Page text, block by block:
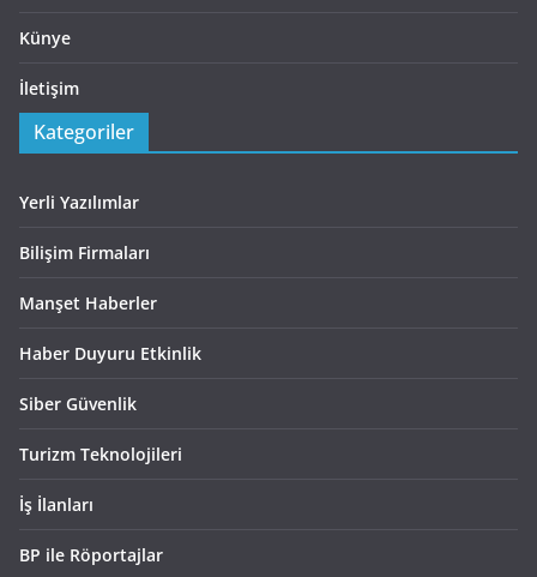
Künye
İletişim
Kategoriler
Yerli Yazılımlar
Bilişim Firmaları
Manşet Haberler
Haber Duyuru Etkinlik
Siber Güvenlik
Turizm Teknolojileri
İş İlanları
BP ile Röportajlar